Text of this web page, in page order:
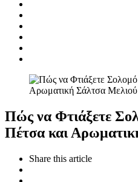
Πώς να Φτιάξετε
Πέτσα και
Share this article